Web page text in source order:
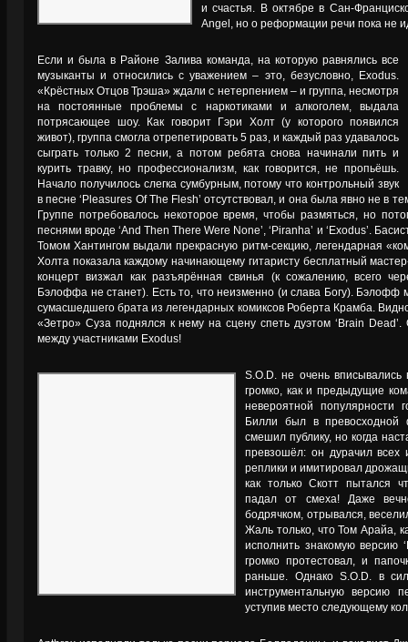
и счастья. В октябре в Сан-
Angel, но о реформации речи пока не
Если и была в Районе Залива команда, на которую равнялись все
музыканты и относились с уважением – это, безусловно, Exodus.
«Крёстных Отцов Трэша» ждали с нетерпением – и группа, несмотря
на постоянные проблемы с наркотиками и алкоголем, выдала
потрясающее шоу. Как говорит Гэри Холт (у которого появился
живот), группа смогла отрепетировать 5 раз, и каждый раз удавалось
сыграть только 2 песни, а потом ребята снова начинали пить и
курить травку, но профессионализм, как говорится, не пропьёшь.
Начало получилось слегка сумбурным, потому что контрольный звук
в песне ‘Pleasures Of The Flesh’ отсутствовал, и она была явно не в
Группе потребовалось некоторое время, чтобы размяться, но
песнями вроде ‘And Then There Were None’, ‘Piranha’ и ‘Exodus’.
Томом Хантингом выдали прекрасную ритм-секцию, легендарная
Холта показала каждому начинающему гитаристу бесплатный
концерт визжал как разъярённая свинья (к сожалению, всего
Бэлоффа не станет). Есть то, что неизменно (и слава Богу).
сумасшедшего брата из легендарных комиксов Роберта Крамба.
«Зетро» Суза поднялся к нему на сцену спеть дуэтом ‘Brain
между участниками Exodus!
S.O.D. не очень
громко, как и предыдущие
невероятной популярности
Билли был в превосходной
смешил публику, но когда
превзошёл: он дурачил
реплики и имитировал
как только Скотт пытался
падал от смеха! Даже
бодрячком, отрывался,
Жаль только, что Том Арайа,
исполнить знакомую версию
громко протестовал, и
раньше. Однако S.O.D. в
инструментальную версию
уступив место следующему